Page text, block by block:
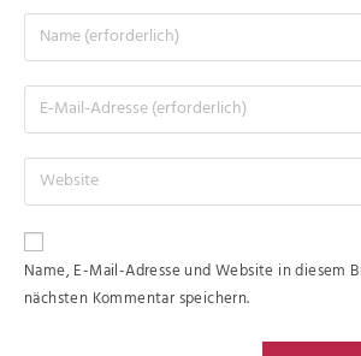
Name, E-Mail-Adresse und Website in diesem
nächsten Kommentar speichern.